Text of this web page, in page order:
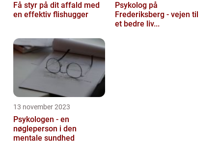
Få styr på dit affald med
en effektiv flishugger
Psykolog på
Frederiksberg - vejen til
et bedre liv...
13 november 2023
Psykologen - en
nøgleperson i den
mentale sundhed